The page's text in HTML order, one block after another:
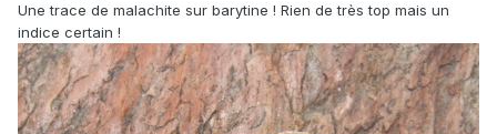
Une trace de malachite sur barytine ! Rien de très top mais un
indice certain !